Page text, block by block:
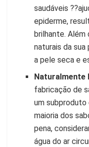
saudáveis
epiderme,
brilhante. Além
naturais da
a pele seca e
fabricação de
um subproduto
maioria dos
pena,
água do ar